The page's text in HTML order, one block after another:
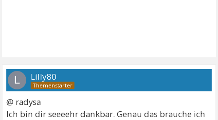
L Lilly80
@ radysa
Ich bin dir seeeehr dankbar. Genau das brauche ich